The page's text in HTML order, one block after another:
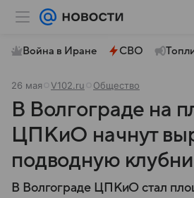
Война в Иране СВО
26 мая V102.ru Общество
В Волгограде на
ЦПКиО начнут
подводную
В Волгограде ЦПКиО стал